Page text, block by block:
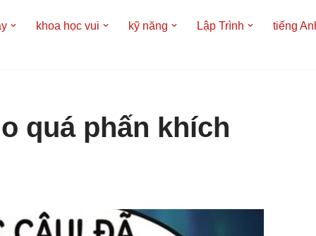
khoa học vui kỹ năng Lập Trình tiếng
quá phấn khích